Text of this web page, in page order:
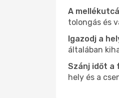
A
tolongás és
Igazodj a
általában
Szánj időt
hely és a